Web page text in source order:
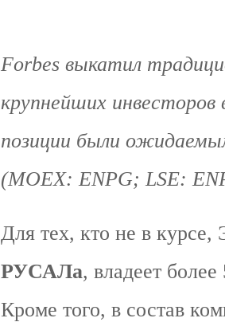
Forbes выкатил
крупнейших
позиции были
(MOEX: ENPG; LSE:
Для тех, кто не в курсе,
РУСАЛа, владеет
Кроме того, в состав